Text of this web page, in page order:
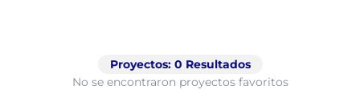
Proyectos: 0 Resultados
No se encontraron proyectos favoritos